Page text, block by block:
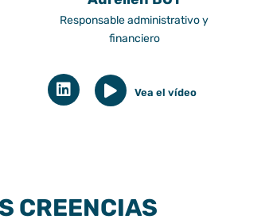
Responsable administrativo y
financiero
Vea el vídeo
CREENCIAS